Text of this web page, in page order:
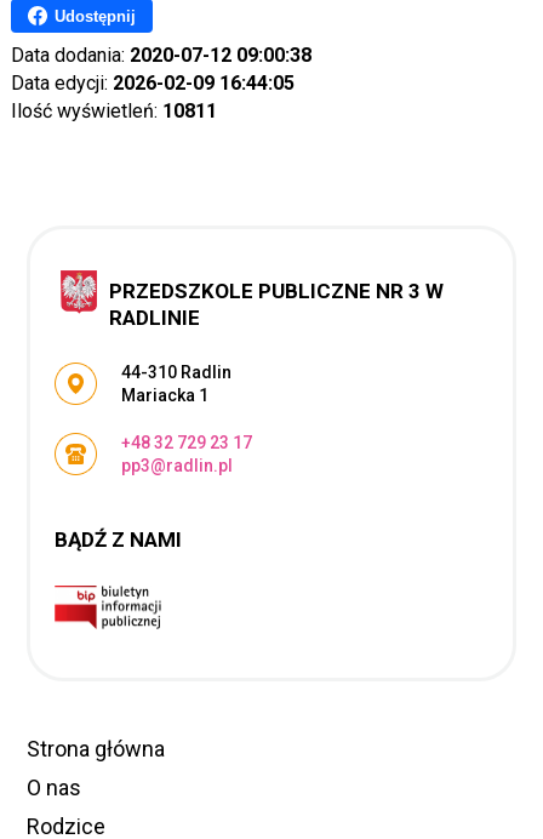
Udostępnij
Data dodania: 2020-07-12 09:00:38
Data edycji: 2026-02-09 16:44:05
Ilość wyświetleń: 10811
PRZEDSZKOLE PUBLICZNE NR 3 W
RADLINIE
Adres pocztowy:
44-310 Radlin
Mariacka 1
+48 32 729 23 17
pp3@radlin.pl
BĄDŹ Z NAMI
Strona główna
O nas
Rodzice